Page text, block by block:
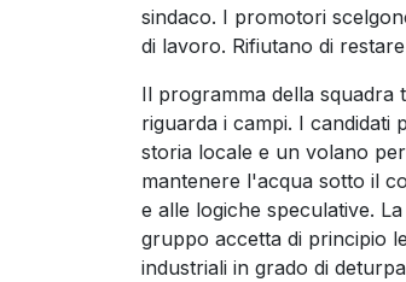
sindaco. I promotori
di lavoro. Rifiutano di
Il programma della
riguarda i campi. I candidati
storia locale e un volano
mantenere l'acqua sotto il
e alle logiche speculative.
gruppo accetta di principio
industriali in grado di